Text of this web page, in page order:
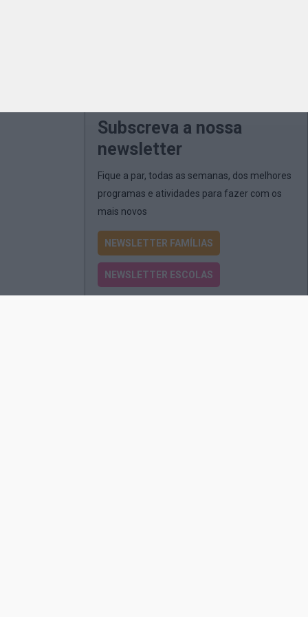
Subscreva a nossa
newsletter
Fique a par, todas as semanas, dos melhores
programas e atividades para fazer com os
mais novos
NEWSLETTER FAMÍLIAS
NEWSLETTER ESCOLAS